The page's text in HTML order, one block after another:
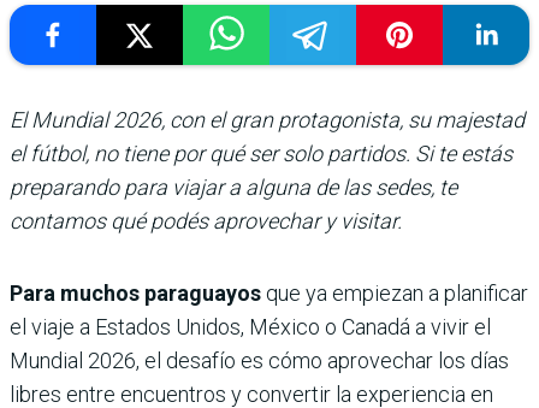
El Mundial 2026, con el gran protagonista, su majestad
el fútbol, no tiene por qué ser solo partidos. Si te estás
preparando para viajar a alguna de las sedes, te
contamos qué podés aprovechar y visitar.
Para muchos paraguayos que ya empiezan a planificar
el viaje a Estados Unidos, México o Canadá a vivir el
Mundial 2026, el desafío es cómo aprovechar los días
libres entre encuentros y convertir la experiencia en